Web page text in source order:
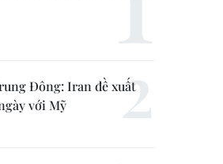
Đông: Iran đề xuất
với Mỹ